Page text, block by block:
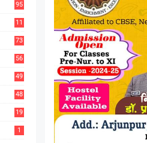
95
11
73
56
49
48
19
1